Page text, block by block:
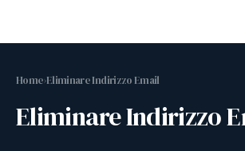
Home›Eliminare Indirizzo Email
Eliminare Indirizzo